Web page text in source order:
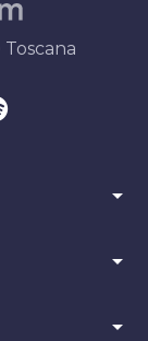
arrow_drop_down
arrow_drop_down
arrow_drop_down